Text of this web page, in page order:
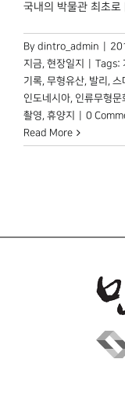
국내의 박물관 최초로
By dintro_admin
지금, 현장일지 Tags:
기록, 무형유산, 발리 , 스
인도네시아, 인류무형문
촬영, 휴양지
0
Read More